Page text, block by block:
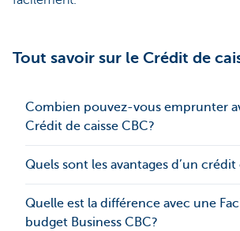
Tout savoir sur le Crédit de
Combien pouvez-vous emprunter
Crédit de caisse CBC?
Quels sont les avantages d’un crédit
Quelle est la différence avec une
budget Business CBC?